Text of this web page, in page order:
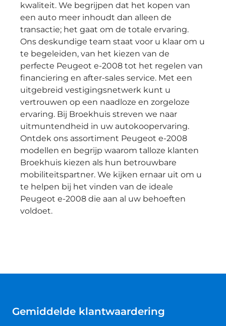
kwaliteit. We begrijpen dat het kopen van
een auto meer inhoudt dan alleen de
transactie; het gaat om de totale ervaring.
Ons deskundige team staat voor u klaar om u
te begeleiden, van het kiezen van de
perfecte Peugeot e-2008 tot het regelen van
financiering en after-sales service. Met een
uitgebreid vestigingsnetwerk kunt u
vertrouwen op een naadloze en zorgeloze
ervaring. Bij Broekhuis streven we naar
uitmuntendheid in uw autokoopervaring.
Ontdek ons assortiment Peugeot e-2008
modellen en begrijp waarom talloze klanten
Broekhuis kiezen als hun betrouwbare
mobiliteitspartner. We kijken ernaar uit om u
te helpen bij het vinden van de ideale
Peugeot e-2008 die aan al uw behoeften
voldoet.
Gemiddelde klantwaardering